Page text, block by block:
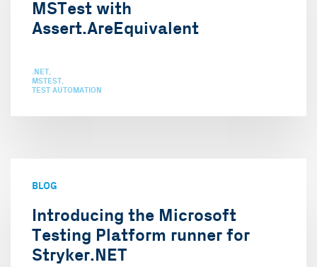
MSTest with
Assert.AreEquivalent
.NET
MSTEST
TEST AUTOMATION
BLOG
Introducing the Microsoft
Testing Platform runner for
Stryker.NET